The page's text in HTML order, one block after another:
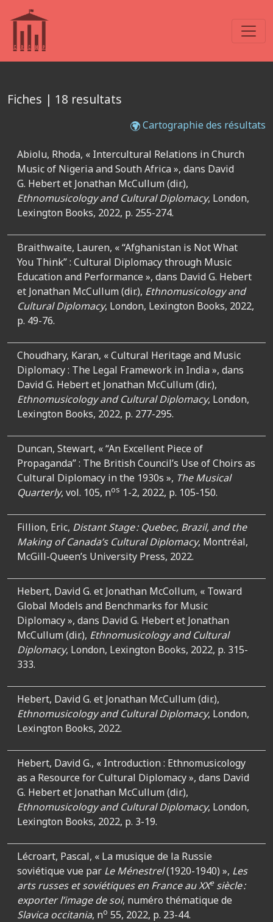
Fiches | 18 resultats
Cartographie des résultats
Abiolu, Rhoda, « Intercultural Relations in Church
Music of Nigeria and South Africa », dans David
G. Hebert et Jonathan McCullum (dir.),
Ethnomusicology and Cultural Diplomacy, London,
Lexington Books, 2022, p. 255-274.
Braithwaite, Lauren, « “Afghanistan is Not What
You Think” : Cultural Diplomacy through Music
Education and Performance », dans David G. Hebert
et Jonathan McCullum (dir.), Ethnomusicology and
Cultural Diplomacy, London, Lexington Books, 2022,
p. 49-76.
Choudhary, Karan, « Cultural Heritage and Music
Diplomacy : The Legal Framework in India », dans
David G. Hebert et Jonathan McCullum (dir.),
Ethnomusicology and Cultural Diplomacy, London,
Lexington Books, 2022, p. 277-295.
Duncan, Stewart, « “An Excellent Piece of
Propaganda” : The British Council’s Use of Choirs as
Cultural Diplomacy in the 1930s », The Musical
Quarterly, vol. 105, nos 1-2, 2022, p. 105-150.
Fillion, Eric, Distant Stage : Quebec, Brazil, and the
Making of Canada’s Cultural Diplomacy, Montréal,
McGill-Queen’s University Press, 2022.
Hebert, David G. et Jonathan McCollum, « Toward
Global Models and Benchmarks for Music
Diplomacy », dans David G. Hebert et Jonathan
McCullum (dir.), Ethnomusicology and Cultural
Diplomacy, London, Lexington Books, 2022, p. 315-
333.
Hebert, David G. et Jonathan McCullum (dir.),
Ethnomusicology and Cultural Diplomacy, London,
Lexington Books, 2022.
Hebert, David G., « Introduction : Ethnomusicology
as a Resource for Cultural Diplomacy », dans David
G. Hebert et Jonathan McCullum (dir.),
Ethnomusicology and Cultural Diplomacy, London,
Lexington Books, 2022, p. 3-19.
Lécroart, Pascal, « La musique de la Russie
soviétique vue par Le Ménestrel(1920-1940) », Les
arts russes et soviétiques en France au XXesiècle :
exporter l’image de soi, numéro thématique de
Slavica occitania, no 55, 2022, p. 23-44.